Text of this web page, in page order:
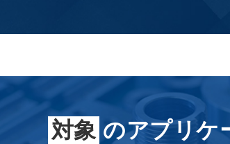
対象 のアプリケ